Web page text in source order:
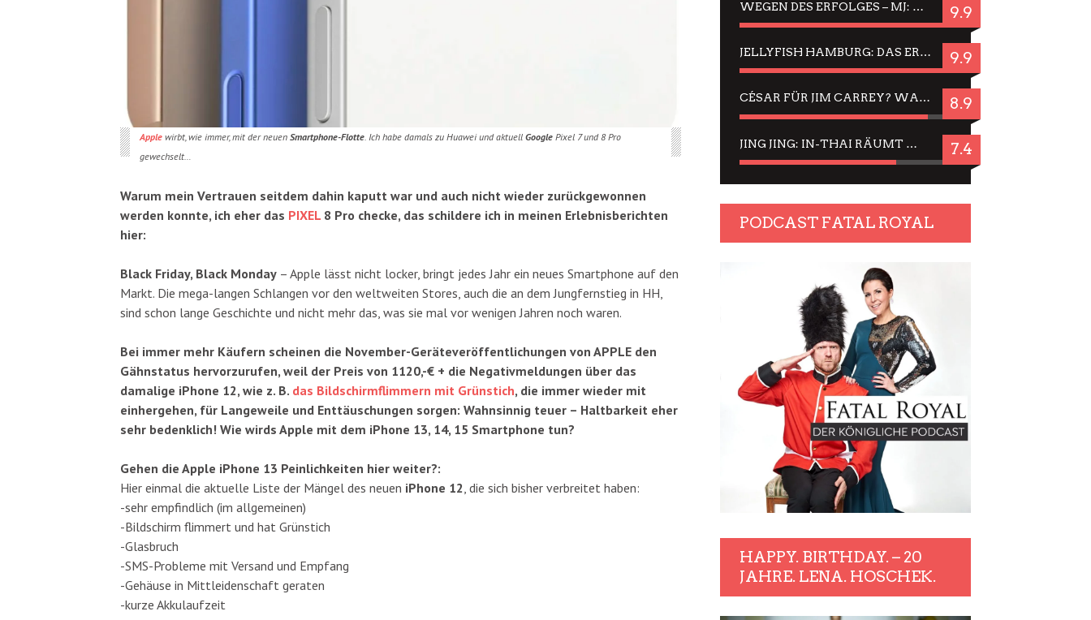
Applewirbt, wie immer, mit der neuen Smartphone-Flotte. Ich habe damals zu Huawei und aktuell GooglePixel 7 und 8 Pro
gewechselt…
Warum mein Vertrauen seitdem dahin kaputt war und auch nicht wieder zurückgewonnen
werden konnte, ich eher das PIXEL 8 Pro checke, das schildere ich in meinen Erlebnisberichten
hier:
Black Friday, Black Monday – Apple lässt nicht locker, bringt jedes Jahr ein neues Smartphone auf den
Markt. Die mega-langen Schlangen vor den weltweiten Stores, auch die an dem Jungfernstieg in HH,
sind schon lange Geschichte und nicht mehr das, was sie mal vor wenigen Jahren noch waren.
Bei immer mehr Käufern scheinen die November-Geräteveröffentlichungen von APPLE den
Gähnstatus hervorzurufen, weil der Preis von 1120,-€ + die Negativmeldungen über das
damalige iPhone 12, wie z. B. das Bildschirmflimmern mit Grünstich, die immer wieder mit
einhergehen, für Langeweile und Enttäuschungen sorgen: Wahnsinnig teuer – Haltbarkeit eher
sehr bedenklich! Wie wirds Apple mit dem iPhone 13, 14, 15 Smartphone tun?
Gehen die Apple iPhone 13 Peinlichkeiten hier weiter?:
Hier einmal die aktuelle Liste der Mängel des neuen iPhone 12, die sich bisher verbreitet haben:
-sehr empfindlich (im allgemeinen)
-Bildschirm flimmert und hat Grünstich
-Glasbruch
-SMS-Probleme mit Versand und Empfang
-Gehäuse in Mittleidenschaft geraten
-kurze Akkulaufzeit
WEGEN DES ERFOLGES – MJ: MICHAEL JACKSON MUSICAL IN EINER MATINEE SEHEN 9.9
JELLYFISH HAMBURG: DAS ERFOLGREICHE SOMMER-MENÜ 2025 IN GEFÜHLEN UND BILDERN 9.9
CÉSAR FÜR JIM CARREY? WARUM DAS EINER DER NERVIGSTEN ACTORS IST UND BLEIBT 8.9
JING JING: IN-THAI RÄUMT WIEDER TITEL AB – EIN ZWEI-STUNDEN-ERLEBNISBERICHT 7.4
PODCAST FATAL ROYAL
HAPPY. BIRTHDAY. – 20
JAHRE. LENA. HOSCHEK.